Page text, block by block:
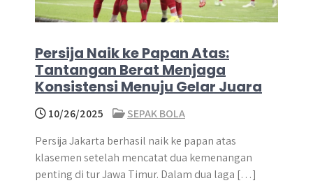
Persija Naik ke Papan Atas:
Tantangan Berat Menjaga
Konsistensi Menuju Gelar Juara
10/26/2025
SEPAK BOLA
Persija Jakarta berhasil naik ke papan atas
klasemen setelah mencatat dua kemenangan
penting di tur Jawa Timur. Dalam dua laga […]